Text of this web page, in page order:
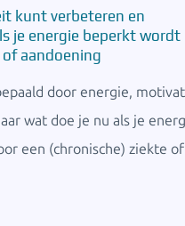
kunt verbeteren en
je energie beperkt wordt
aandoening
door energie,
wat doe je nu als je
een (chronische) ziekte of